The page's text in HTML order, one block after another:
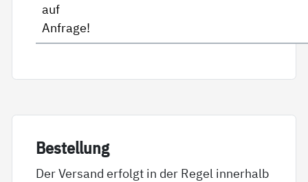
auf
Anfrage!
Be­stel­lung
Der Versand erfolgt in der Regel innerhalb